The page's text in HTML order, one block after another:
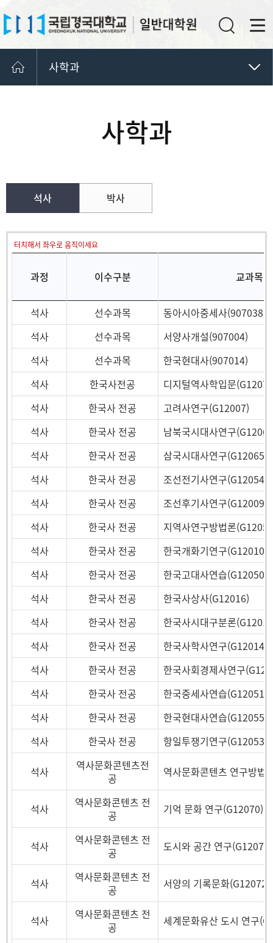
교과과정
사학과
동양철학과
영어영문학과
행정학과
경영학과
교육공학과
미디어커뮤니케이션학과
사학과
석사 박사
터치해서 좌우로 움직이세요
과정 이수구분 교과목
석사 선수과목
동아시아중세사(907038)
석사
선수과목
서양사개설(907004)
석사
선수과목
한국현대사(907014)
석사
한국사전공
디지털역사학입문
석사
한국사 전공
고려사연구(G12007)
석사
한국사 전공
남북국시대사연구
석사
한국사 전공
삼국시대사연구(G12065)
석사
한국사 전공
조선전기사연구(G12054)
석사
한국사 전공
조선후기사연구(G12009)
석사
한국사 전공
지역사연구방법론
석사
한국사 전공
한국개화기연구(G12010)
석사
한국사 전공
한국고대사연습(G12050)
석사
한국사 전공
한국사상사(G12016)
석사
한국사 전공
한국사시대구분론
석사
한국사 전공
한국사학사연구(G12014)
석사
한국사 전공
한국사회경제사연구
석사
한국사 전공
한국중세사연습(G12051)
석사
한국사 전공
한국현대사연습(G12055)
석사
한국사 전공 항일투쟁기연구(G12053)
석사
역사문화콘텐츠전
공
역사문화콘텐츠 연구방법
석사
역사문화콘텐츠 전
공
기억 문화 연구(G12070)
석사
역사문화콘텐츠 전
공
도시와 공간 연구(G12074)
석사
역사문화콘텐츠 전
공
서양의 기록문화(G12072)
석사
역사문화콘텐츠 전
공
세계문화유산 도시 연구